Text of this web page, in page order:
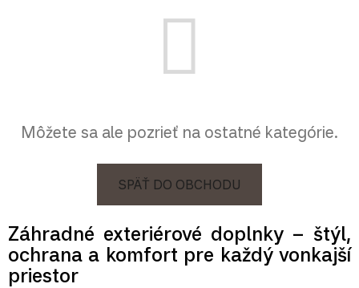
Môžete sa ale pozrieť na ostatné kategórie.
SPÄŤ DO OBCHODU
Záhradné exteriérové doplnky – štýl,
ochrana a komfort pre každý vonkajší
priestor